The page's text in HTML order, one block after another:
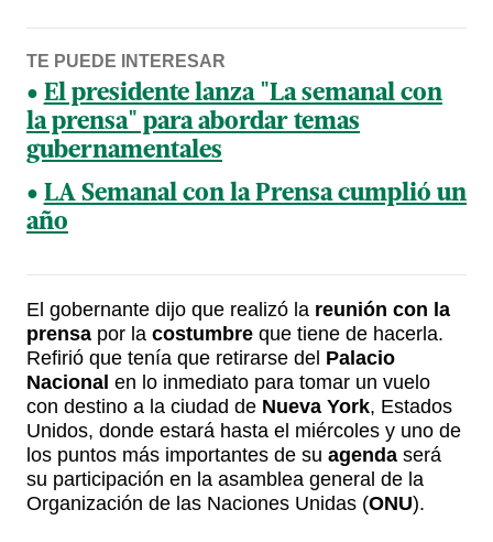
TE PUEDE INTERESAR
El presidente lanza "La semanal con
la prensa" para abordar temas
gubernamentales
LA Semanal con la Prensa cumplió un
año
El gobernante dijo que realizó la reunión con la
prensa por la costumbre que tiene de hacerla.
Refirió que tenía que retirarse del Palacio
Nacional en lo inmediato para tomar un vuelo
con destino a la ciudad de Nueva York, Estados
Unidos, donde estará hasta el miércoles y uno de
los puntos más importantes de su agenda será
su participación en la asamblea general de la
Organización de las Naciones Unidas (ONU).